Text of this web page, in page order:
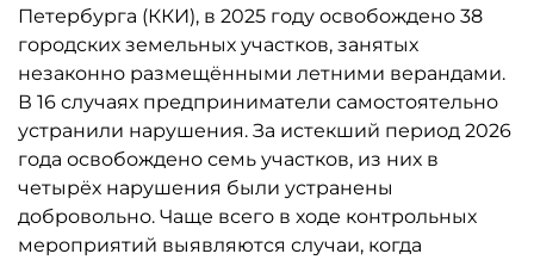
Петербурга (ККИ), в 2025 году освобождено 38
городских земельных участков, занятых
незаконно размещёнными летними верандами.
В 16 случаях предприниматели самостоятельно
устранили нарушения. За истекший период 2026
года освобождено семь участков, из них в
четырёх нарушения были устранены
добровольно. Чаще всего в ходе контрольных
мероприятий выявляются случаи, когда